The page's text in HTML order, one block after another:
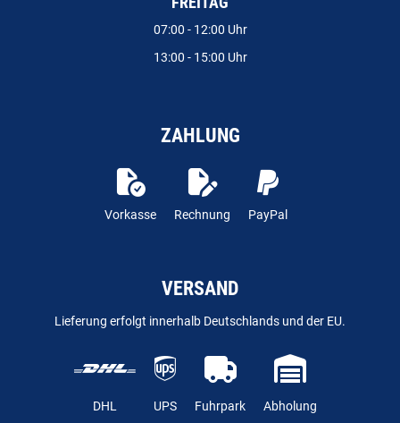
07:00 - 12:00 Uhr
13:00 - 15:00 Uhr
ZAHLUNG
Vorkasse Rechnung PayPal
VERSAND
Lieferung erfolgt innerhalb Deutschlands und der EU.
DHL UPS Fuhrpark Abholung